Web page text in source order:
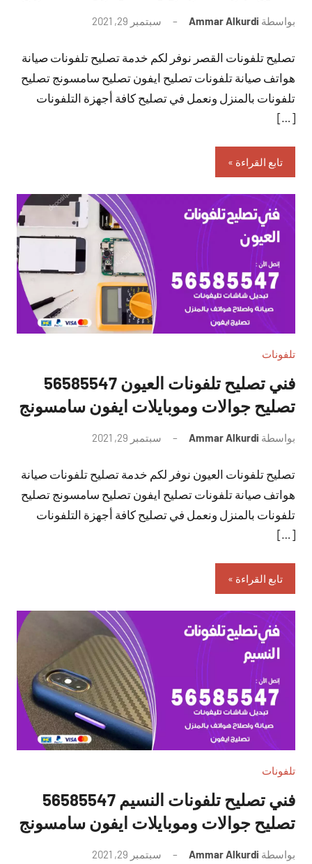
بواسطة Ammar Alkurdi سبتمبر 29, 2021
تعليقات
تصليح تلفونات القصر نوفر لكم خدمة تصليح تلفونات صيانة
هواتف صيانة تلفونات تصليح ايفون تصليح سامسونج تصليح
تلفونات بالمنزل ونعمل في تصليح كافة أجهزة التلفونات
[…]
تابع القراءة
تلفونات
فني تصليح تلفونات العيون 56585547
تصليح جوالات وموبايلات ايفون سامسونج
بواسطة Ammar Alkurdi سبتمبر 29, 2021
تعليقات
تصليح تلفونات العيون نوفر لكم خدمة تصليح تلفونات صيانة
هواتف صيانة تلفونات تصليح ايفون تصليح سامسونج تصليح
تلفونات بالمنزل ونعمل في تصليح كافة أجهزة التلفونات
[…]
تابع القراءة
تلفونات
فني تصليح تلفونات النسيم 56585547
تصليح جوالات وموبايلات ايفون سامسونج
بواسطة Ammar Alkurdi سبتمبر 29, 2021